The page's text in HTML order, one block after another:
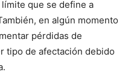
que se define a
en algún momento
pérdidas de
tipo de afectación debido